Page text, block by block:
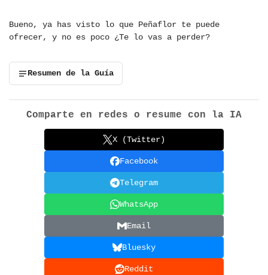
Bueno, ya has visto lo que Peñaflor te puede
ofrecer, y no es poco ¿Te lo vas a perder?
Resumen de la Guía
Comparte en redes o resume con la IA
X (Twitter)
Facebook
Telegram
WhatsApp
Email
Bluesky
Reddit